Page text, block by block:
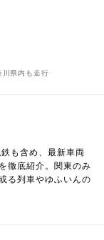
県内も走行
も含め、最新車両
徹底紹介。関東のみ
る列車やゆふいんの